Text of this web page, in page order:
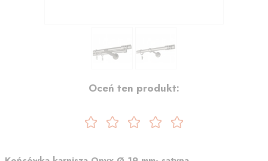
Oceń ten produkt: